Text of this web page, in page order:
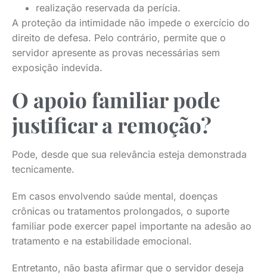
realização reservada da perícia.
A proteção da intimidade não impede o exercício do
direito de defesa. Pelo contrário, permite que o
servidor apresente as provas necessárias sem
exposição indevida.
O apoio familiar pode
justificar a remoção?
Pode, desde que sua relevância esteja demonstrada
tecnicamente.
Em casos envolvendo saúde mental, doenças
crônicas ou tratamentos prolongados, o suporte
familiar pode exercer papel importante na adesão ao
tratamento e na estabilidade emocional.
Entretanto, não basta afirmar que o servidor deseja